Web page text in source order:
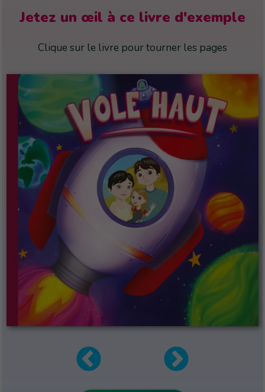
Jetez un œil à ce livre d'exemple
Clique sur le livre pour tourner les pages